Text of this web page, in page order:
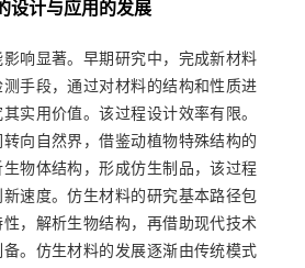
设计与应用的发展
响显著。早期研究中，完成新材料
手段，通过对材料的结构和性质进
实用价值。该过程设计效率有限。
向自然界，借鉴动植物特殊结构的
物体结构，形成仿生制品，该过程
速度。仿生材料的研究基本路径包
，解析生物结构，再借助现代技术
。仿生材料的发展逐渐由传统模式